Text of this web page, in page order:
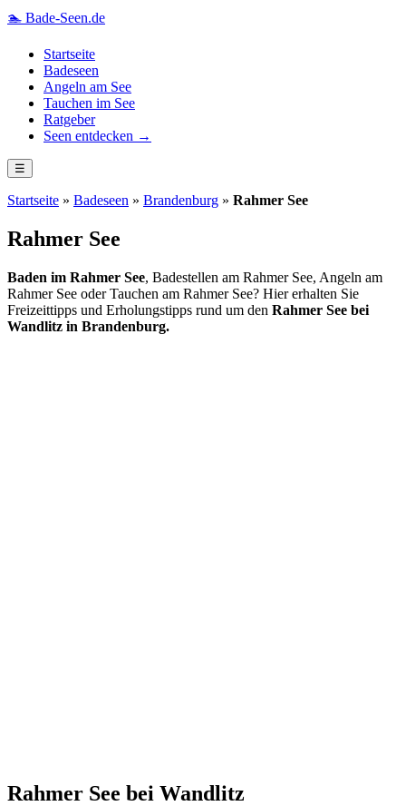
🏊 Bade-Seen.de
Startseite
Badeseen
Angeln am See
Tauchen im See
Ratgeber
Seen entdecken →
☰
Startseite » Badeseen » Brandenburg » Rahmer See
Rahmer See
Baden im Rahmer See, Badestellen am Rahmer See, Angeln am
Rahmer See oder Tauchen am Rahmer See? Hier erhalten Sie
Freizeittipps und Erholungstipps rund um den Rahmer See bei
Wandlitz in Brandenburg.
Rahmer See bei Wandlitz